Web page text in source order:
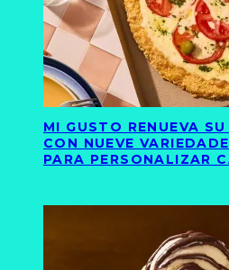
MI GUSTO RENUEVA
CON NUEVE
PARA PERSONALIZAR